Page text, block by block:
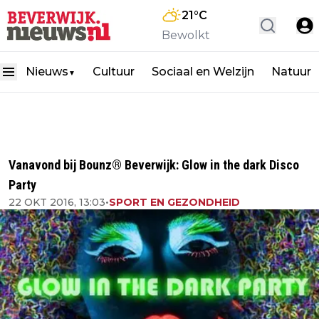
21°C
Bewolkt
Nieuws ▼ Cultuur Sociaal en Welzijn Natuur
Vanavond bij Bounz® Beverwijk: Glow in the dark Disco
Party
22 OKT 2016, 13:03•SPORT EN GEZONDHEID